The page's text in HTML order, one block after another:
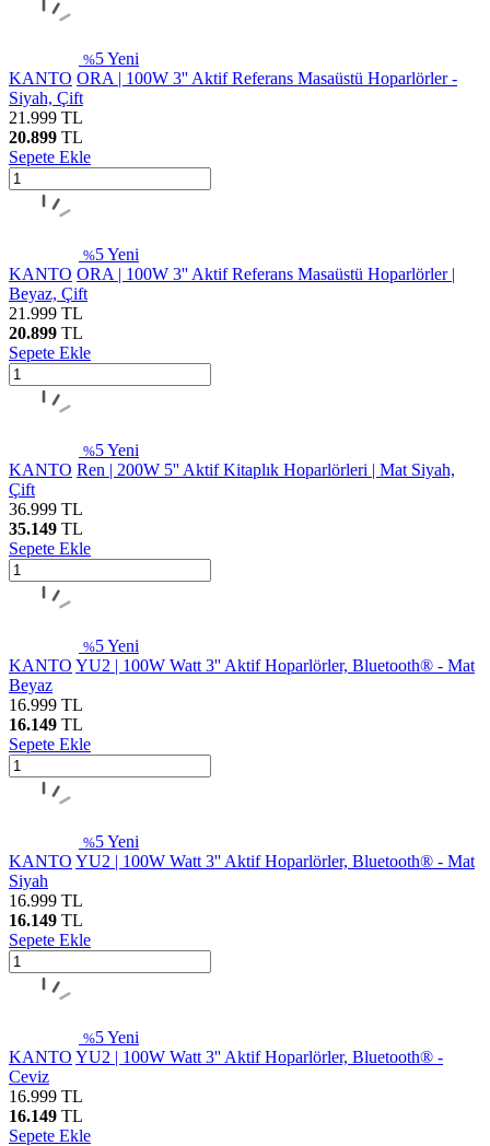
%5Yeni
KANTO ORA | 100W 3'' Aktif Referans Masaüstü Hoparlörler -
Siyah, Çift
21.999 TL
20.899 TL
Sepete Ekle
%5Yeni
KANTO ORA | 100W 3'' Aktif Referans Masaüstü Hoparlörler |
Beyaz, Çift
21.999 TL
20.899 TL
Sepete Ekle
%5Yeni
KANTO Ren | 200W 5'' Aktif Kitaplık Hoparlörleri | Mat Siyah,
Çift
36.999 TL
35.149 TL
Sepete Ekle
%5Yeni
KANTO YU2 | 100W Watt 3'' Aktif Hoparlörler, Bluetooth® - Mat
Beyaz
16.999 TL
16.149 TL
Sepete Ekle
%5Yeni
KANTO YU2 | 100W Watt 3'' Aktif Hoparlörler, Bluetooth® - Mat
Siyah
16.999 TL
16.149 TL
Sepete Ekle
%5Yeni
KANTO YU2 | 100W Watt 3'' Aktif Hoparlörler, Bluetooth® -
Ceviz
16.999 TL
16.149 TL
Sepete Ekle